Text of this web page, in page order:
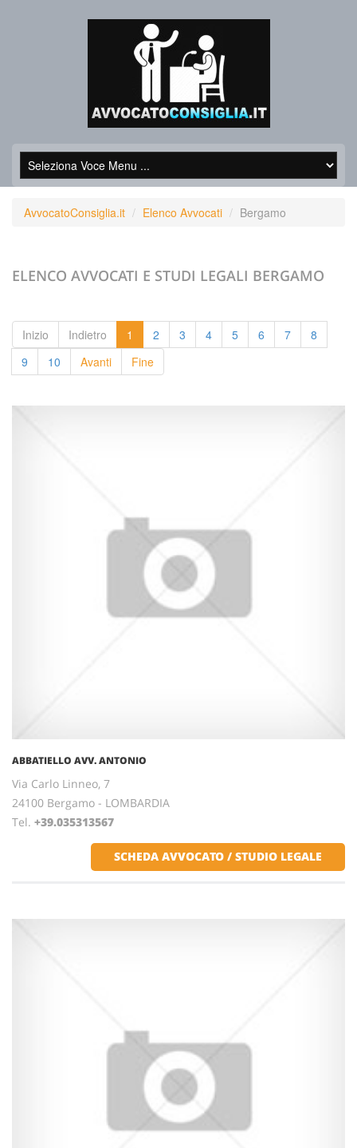
AvvocatoConsiglia.it Elenco Avvocati Bergamo
ELENCO AVVOCATI E STUDI LEGALI BERGAMO
Inizio Indietro 1 2 3 4 5 6 7
8
9
10 Avanti Fine
ABBATIELLO AVV. ANTONIO
Via Carlo Linneo, 7
24100 Bergamo - LOMBARDIA
Tel. +39.035313567
SCHEDA AVVOCATO / STUDIO LEGALE